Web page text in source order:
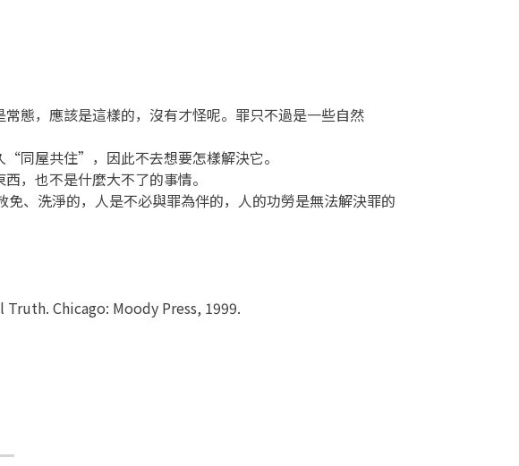
態，應該是這樣的，沒有才怪呢。罪只不過是一些自然
同屋共住”，因此不去想要怎樣解決它。
也不是什麼大不了的事情。
、洗淨的，人是不必與罪為伴的，人的功勞是無法解決罪的
Chicago: Moody Press, 1999.